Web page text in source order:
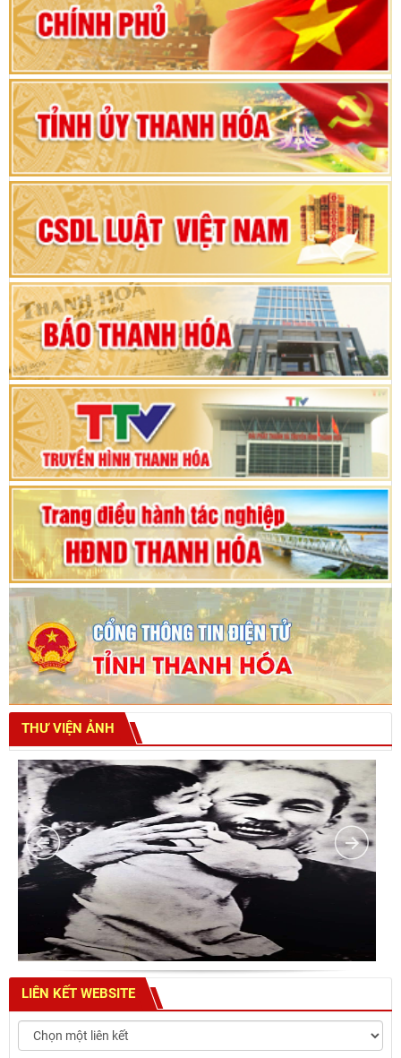
80 năm Quốc hội Việt Nam: vì lợi ích Nhân dân,
vì sự phát triển của đất nước
Bộ Chính trị duyệt nội dung Đại hội đại biểu
Đảng bộ tỉnh Thanh Hóa lần thứ XX, nhiệm kỳ
2025 - 2030
Đại hội đại biểu Đảng bộ xã Yên Thọ lần thứ I,
nhiệm kỳ 2025 – 2030
Đại hội Đảng bộ xã Yên Ninh lần thứ nhất,
nhiệm kỳ 2025 - 2030
Khai mạc Kỳ họp bất thường lần thứ 9, Quốc
hội khóa XV
Phiên thảo luận Kỳ họp thứ 24, HĐND tỉnh
Thanh Hóa khóa XVIII, nhiệm kỳ 2021 - 2026
Bế mạc Kỳ họp thứ hai bốn, Hội đồng nhân dân
tỉnh khoá XVIII
THƯ VIỆN ẢNH
LIÊN KẾT WEBSITE